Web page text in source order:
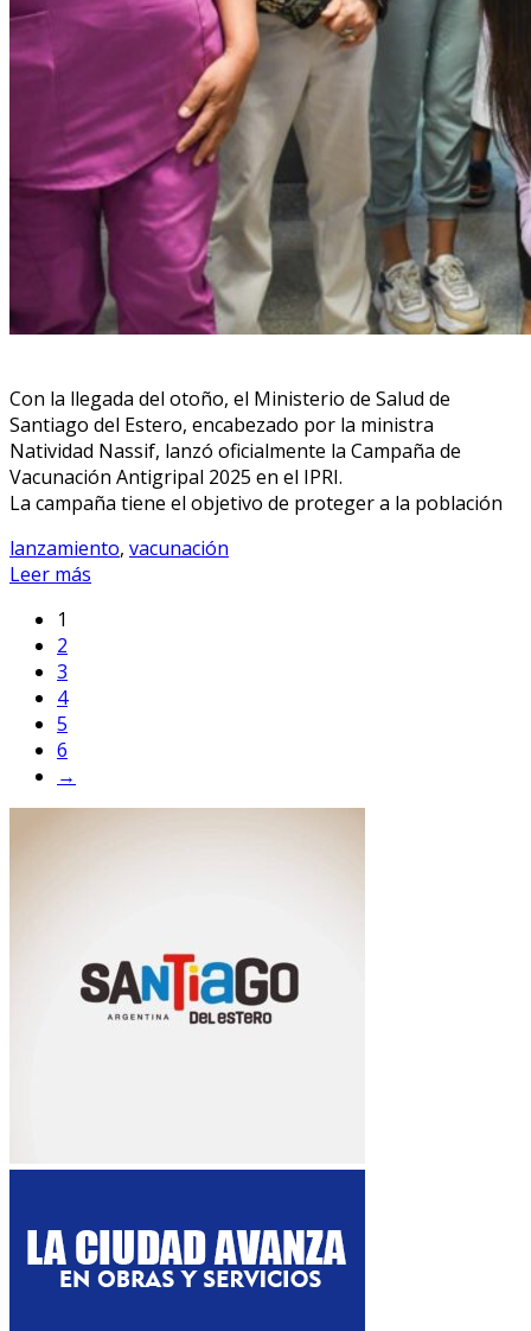
Con la llegada del otoño, el Ministerio de Salud de
Santiago del Estero, encabezado por la ministra
Natividad Nassif, lanzó oficialmente la Campaña de
Vacunación Antigripal 2025 en el IPRI.
La campaña tiene el objetivo de proteger a la población
lanzamiento, vacunación
Leer más
1
2
3
4
5
6
→